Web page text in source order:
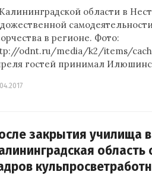
области в
в регионе. Фото:
odnt.ru/media/k2/items/cache/
гостей принимал
закрытия училища в
область